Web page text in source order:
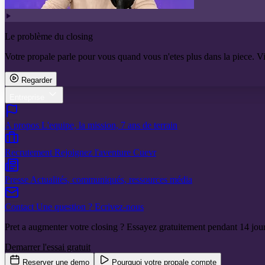
Le problème du closing
Votre propale parle pour vous quand vous n'etes plus dans la piece.
Regarder
A propos L'equipe, la mission, 7 ans de terrain
Recrutement Rejoignez l'aventure Cuevr
Presse Actualités, communiqués, ressources média
Contact Une question ? Ecrivez-nous
Pret a augmenter votre closing ? Essayez gratuitement pendant 14
Demarrer l'essai gratuit
Reserver une demo Pourquoi votre propale compte